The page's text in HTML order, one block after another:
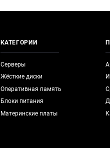
КАТЕГОРИИ
Серверы
Жёсткие диски
Оперативная память
Блоки питания
Материнские платы